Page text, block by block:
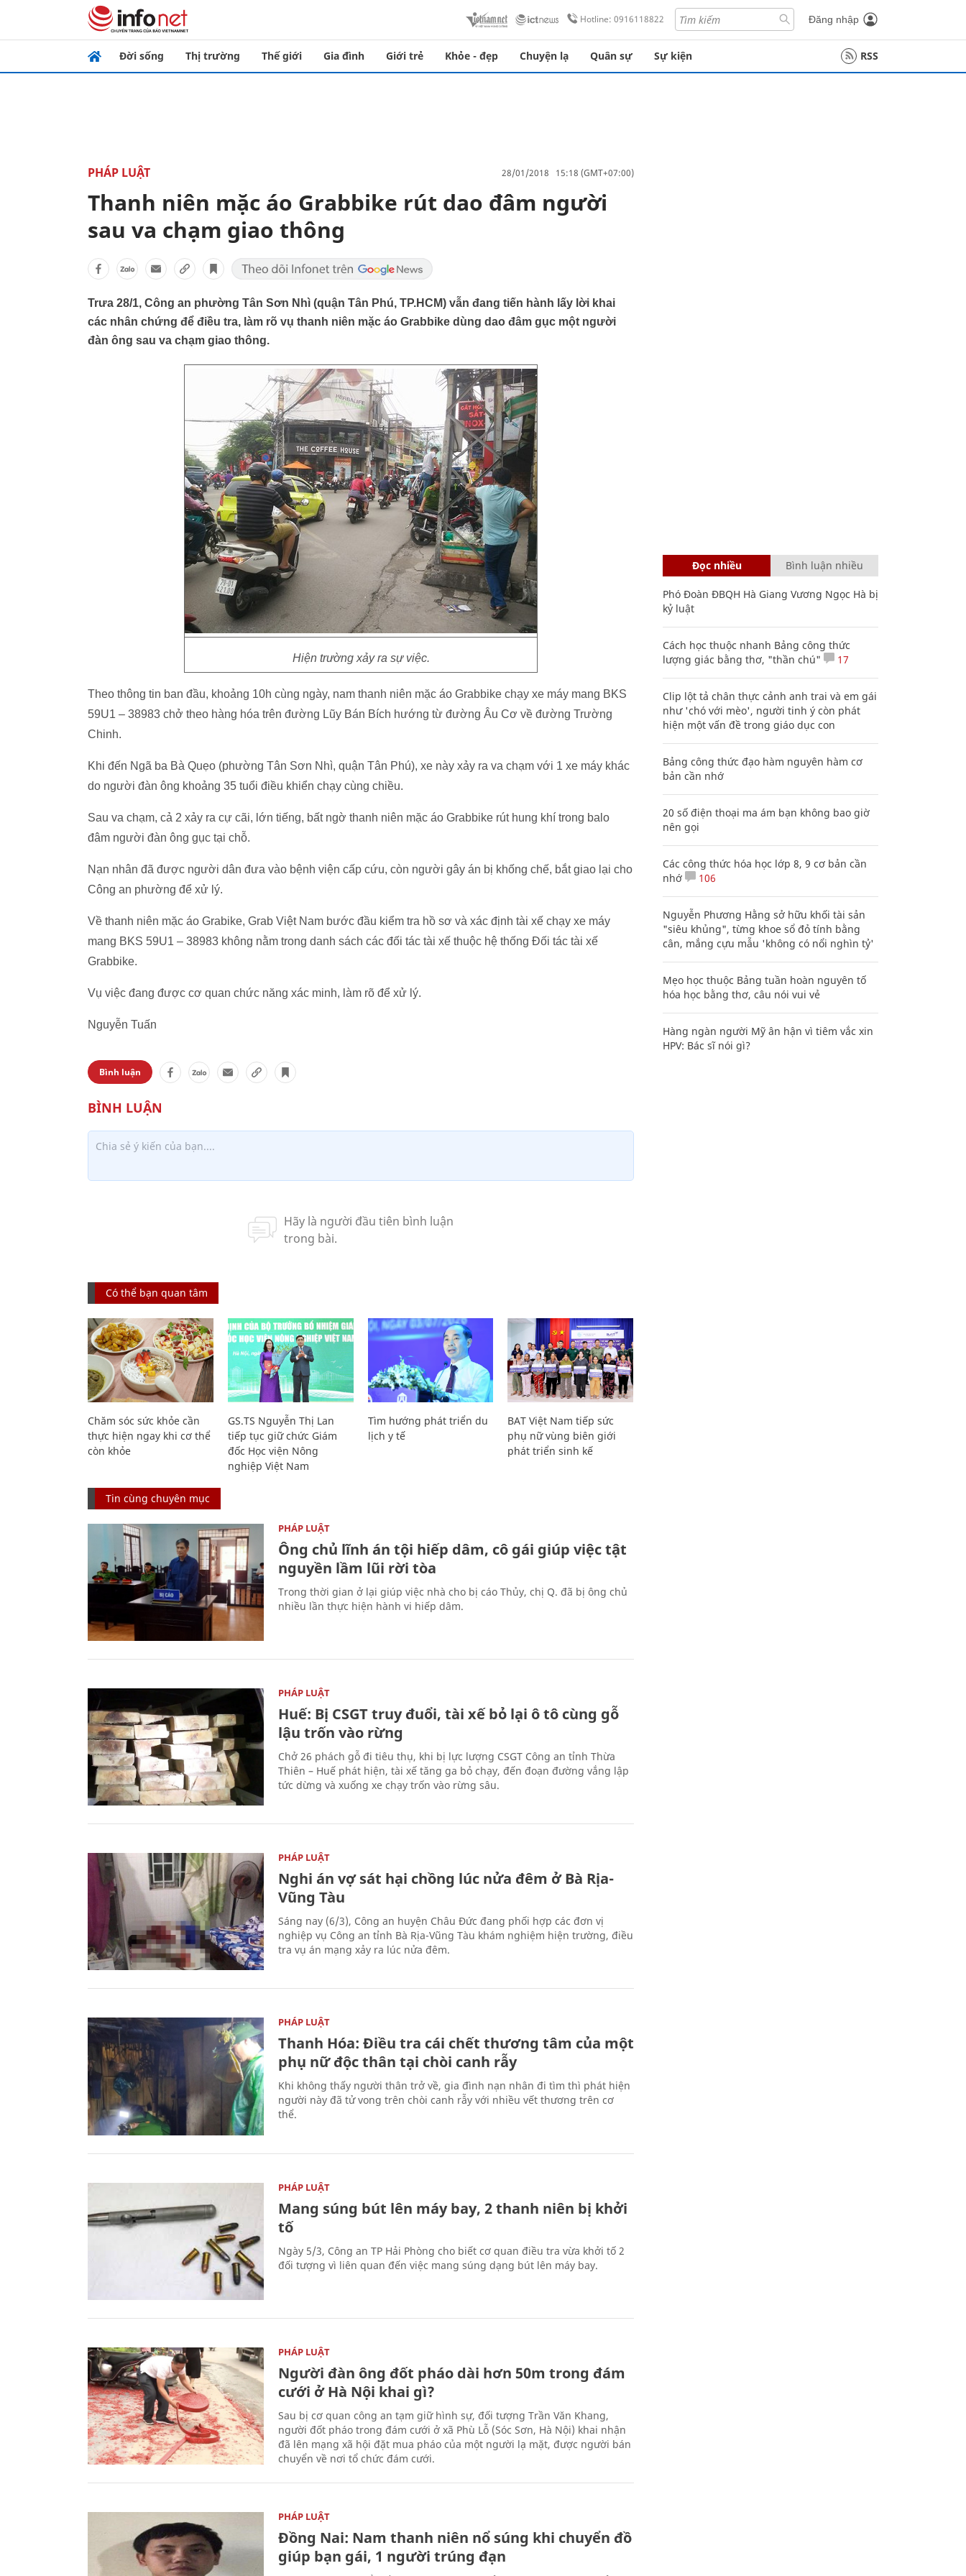
Hotline: 0916118822 Đăng nhập
Đời sống Thị trường Thế giới Gia đình Giới trẻ Khỏe - đẹp Chuyện lạ Quân sự Sự kiện RSS
PHÁP LUẬT 28/01/2018 15:18 (GMT+07:00)
Thanh niên mặc áo Grabbike rút dao đâm người
sau va chạm giao thông
Trưa 28/1, Công an phường Tân Sơn Nhì (quận Tân Phú, TP.HCM) vẫn đang tiến hành lấy lời khai
các nhân chứng để điều tra, làm rõ vụ thanh niên mặc áo Grabbike dùng dao đâm gục một người
đàn ông sau va chạm giao thông.
Hiện trường xảy ra sự việc.
Theo thông tin ban đầu, khoảng 10h cùng ngày, nam thanh niên mặc áo Grabbike chạy xe máy mang BKS
59U1 – 38983 chở theo hàng hóa trên đường Lũy Bán Bích hướng từ đường Âu Cơ về đường Trường
Chinh.
Khi đến Ngã ba Bà Quẹo (phường Tân Sơn Nhì, quận Tân Phú), xe này xảy ra va chạm với 1 xe máy khác
do người đàn ông khoảng 35 tuổi điều khiển chạy cùng chiều.
Sau va chạm, cả 2 xảy ra cự cãi, lớn tiếng, bất ngờ thanh niên mặc áo Grabbike rút hung khí trong balo
đâm người đàn ông gục tại chỗ.
Nạn nhân đã được người dân đưa vào bệnh viện cấp cứu, còn người gây án bị khống chế, bắt giao lại cho
Công an phường để xử lý.
Về thanh niên mặc áo Grabike, Grab Việt Nam bước đầu kiểm tra hồ sơ và xác định tài xế chạy xe máy
mang BKS 59U1 – 38983 không nằm trong danh sách các đối tác tài xế thuộc hệ thống Đối tác tài xế
Grabbike.
Vụ việc đang được cơ quan chức năng xác minh, làm rõ để xử lý.
Nguyễn Tuấn
Bình luận
Có thể bạn quan tâm
Chăm sóc sức khỏe cần
thực hiện ngay khi cơ thể
còn khỏe
GS.TS Nguyễn Thị Lan
tiếp tục giữ chức Giám
đốc Học viện Nông
nghiệp Việt Nam
Tìm hướng phát triển du
lịch y tế
BAT Việt Nam tiếp sức
phụ nữ vùng biên giới
phát triển sinh kế
Tin cùng chuyên mục
PHÁP LUẬT
Ông chủ lĩnh án tội hiếp dâm, cô gái giúp việc tật
nguyền lầm lũi rời tòa
Trong thời gian ở lại giúp việc nhà cho bị cáo Thủy, chị Q. đã bị ông chủ
nhiều lần thực hiện hành vi hiếp dâm.
PHÁP LUẬT
Huế: Bị CSGT truy đuổi, tài xế bỏ lại ô tô cùng gỗ
lậu trốn vào rừng
Chở 26 phách gỗ đi tiêu thụ, khi bị lực lượng CSGT Công an tỉnh Thừa
Thiên – Huế phát hiện, tài xế tăng ga bỏ chạy, đến đoạn đường vắng lập
tức dừng và xuống xe chạy trốn vào rừng sâu.
PHÁP LUẬT
Nghi án vợ sát hại chồng lúc nửa đêm ở Bà Rịa-
Vũng Tàu
Sáng nay (6/3), Công an huyện Châu Đức đang phối hợp các đơn vị
nghiệp vụ Công an tỉnh Bà Rịa-Vũng Tàu khám nghiệm hiện trường, điều
tra vụ án mạng xảy ra lúc nửa đêm.
PHÁP LUẬT
Thanh Hóa: Điều tra cái chết thương tâm của một
phụ nữ độc thân tại chòi canh rẫy
Khi không thấy người thân trở về, gia đình nạn nhân đi tìm thì phát hiện
người này đã tử vong trên chòi canh rẫy với nhiều vết thương trên cơ
thể.
PHÁP LUẬT
Mang súng bút lên máy bay, 2 thanh niên bị khởi
tố
Ngày 5/3, Công an TP Hải Phòng cho biết cơ quan điều tra vừa khởi tố 2
đối tượng vì liên quan đến việc mang súng dạng bút lên máy bay.
PHÁP LUẬT
Người đàn ông đốt pháo dài hơn 50m trong đám
cưới ở Hà Nội khai gì?
Sau bị cơ quan công an tạm giữ hình sự, đối tượng Trần Văn Khang,
người đốt pháo trong đám cưới ở xã Phù Lỗ (Sóc Sơn, Hà Nội) khai nhận
đã lên mạng xã hội đặt mua pháo của một người lạ mặt, được người bán
chuyển về nơi tổ chức đám cưới.
PHÁP LUẬT
Đồng Nai: Nam thanh niên nổ súng khi chuyển đồ
giúp bạn gái, 1 người trúng đạn
Đọc nhiều Bình luận nhiều
Phó Đoàn ĐBQH Hà Giang Vương Ngọc Hà bị
kỷ luật
Cách học thuộc nhanh Bảng công thức
lượng giác bằng thơ, "thần chú"
17
Clip lột tả chân thực cảnh anh trai và em gái
như 'chó với mèo', người tinh ý còn phát
hiện một vấn đề trong giáo dục con
Bảng công thức đạo hàm nguyên hàm cơ
bản cần nhớ
20 số điện thoại ma ám bạn không bao giờ
nên gọi
Các công thức hóa học lớp 8, 9 cơ bản cần
nhớ
106
Nguyễn Phương Hằng sở hữu khối tài sản
"siêu khủng", từng khoe sổ đỏ tính bằng
cân, mắng cựu mẫu 'không có nổi nghìn tỷ'
Mẹo học thuộc Bảng tuần hoàn nguyên tố
hóa học bằng thơ, câu nói vui vẻ
Hàng ngàn người Mỹ ân hận vì tiêm vắc xin
HPV: Bác sĩ nói gì?